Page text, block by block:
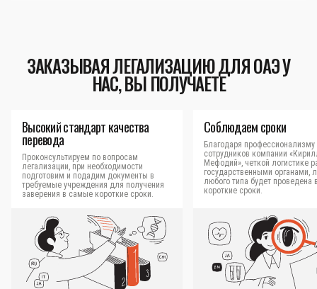
ЗАКАЗЫВАЯ ЛЕГАЛИЗАЦИЮ ДЛЯ ОАЭ У
НАС, ВЫ ПОЛУЧАЕТЕ
Высокий стандарт качества
перевода
Проконсультируем по вопросам
легализации, при необходимости
подготовим и подадим документы в
требуемые учреждения для получения
заверения в самые короткие сроки.
Соблюдаем сроки
Благодаря профессионализму
сотрудников компании
Мефодий», четкой логистике
государственными органами,
любого типа будет проведена
короткие сроки.